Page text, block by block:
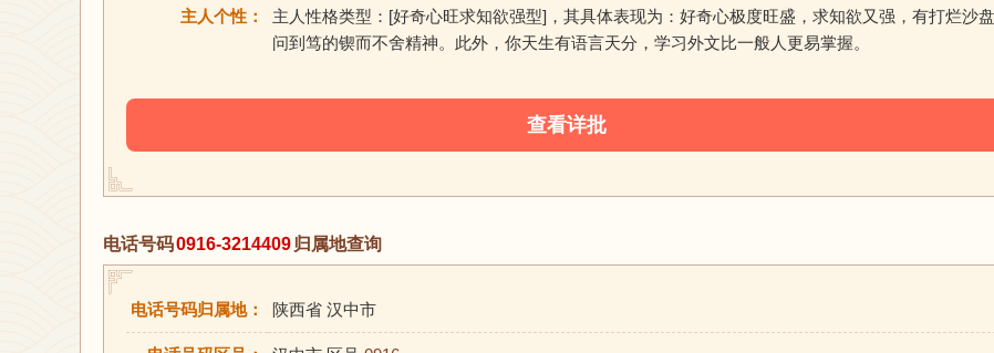
主人个性：
主人性格类型：[好奇心旺求知欲强型]，其具体表现为：好奇心极度旺盛，求知欲又强，有打烂沙盘
问到笃的锲而不舍精神。此外，你天生有语言天分，学习外文比一般人更易掌握。
查看详批
电话号码0916-3214409归属地查询
电话号码归属地： 陕西省 汉中市